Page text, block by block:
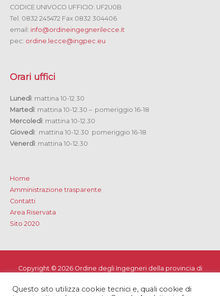
CODICE UNIVOCO UFFICIO: UF2U0B
Tel. 0832 245472 Fax 0832 304406
email: info@ordineingegnerilecce.it
pec: ordine.lecce@ingpec.eu
Orari uffici
Lunedì: mattina 10-12.30
Martedì: mattina 10-12.30 – pomeriggio 16-18
Mercoledì: mattina 10-12.30
Giovedì: mattina 10-12.30 pomeriggio 16-18
Venerdì: mattina 10-12.30
Home
Amministrazione trasparente
Contatti
Area Riservata
Sito 2020
Copyright © 2026 Ordine degli Ingegneri della provincia di
Privacy e Cookie Policy-Note Legali -Dichiarazione di
Questo sito utilizza cookie tecnici e, quali cookie di